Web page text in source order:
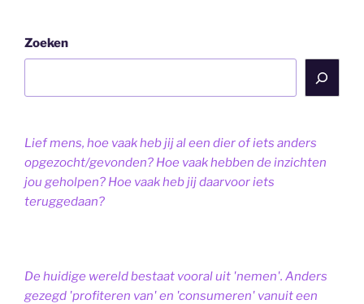
Zoeken
Lief mens, hoe vaak heb jij al een dier of iets anders
opgezocht/gevonden? Hoe vaak hebben de inzichten
jou geholpen? Hoe vaak heb jij daarvoor iets
teruggedaan?
De huidige wereld bestaat vooral uit 'nemen'. Anders
gezegd 'profiteren van' en 'consumeren' vanuit een